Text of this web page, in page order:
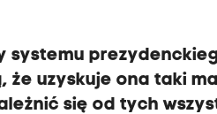
systemu
że uzyskuje ona taki
się od tych